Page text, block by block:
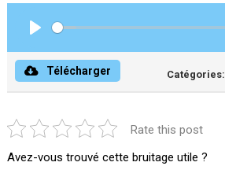
Télécharger Catégories:
Rate this post
Avez-vous trouvé cette bruitage utile ?